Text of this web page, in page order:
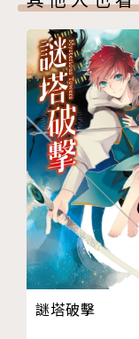
熱愛可抵歲月漫
聯絡信箱：
謎塔破擊